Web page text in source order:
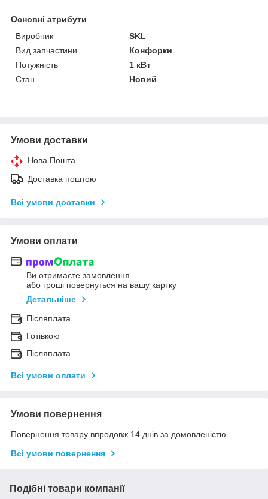
Основні атрибути
Виробник
SKL
Вид запчастини
Конфорки
Потужність
1 кВт
Стан
Новий
Умови доставки
Нова Пошта
Доставка поштою
Всі умови доставки
Умови оплати
Ви отримаєте замовлення
або гроші повернуться на вашу картку
Детальніше
Післяплата
Готівкою
Післяплата
Всі умови оплати
Умови повернення
Повернення товару впродовж 14 днів за домовленістю
Всі умови повернення
Подібні товари компанії